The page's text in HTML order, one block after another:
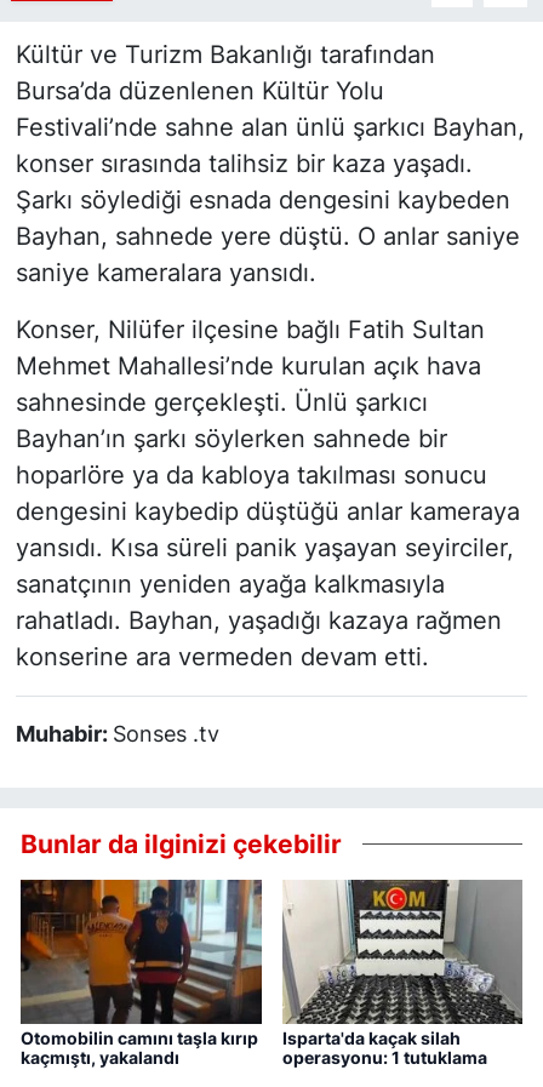
Kültür ve Turizm Bakanlığı tarafından
Bursa’da düzenlenen Kültür Yolu
Festivali’nde sahne alan ünlü şarkıcı Bayhan,
konser sırasında talihsiz bir kaza yaşadı.
Şarkı söylediği esnada dengesini kaybeden
Bayhan, sahnede yere düştü. O anlar saniye
saniye kameralara yansıdı.
Konser, Nilüfer ilçesine bağlı Fatih Sultan
Mehmet Mahallesi’nde kurulan açık hava
sahnesinde gerçekleşti. Ünlü şarkıcı
Bayhan’ın şarkı söylerken sahnede bir
hoparlöre ya da kabloya takılması sonucu
dengesini kaybedip düştüğü anlar kameraya
yansıdı. Kısa süreli panik yaşayan seyirciler,
sanatçının yeniden ayağa kalkmasıyla
rahatladı. Bayhan, yaşadığı kazaya rağmen
konserine ara vermeden devam etti.
Muhabir: Sonses .tv
Bunlar da ilginizi çekebilir
Otomobilin camını taşla kırıp
kaçmıştı, yakalandı
Isparta'da kaçak silah
operasyonu: 1 tutuklama